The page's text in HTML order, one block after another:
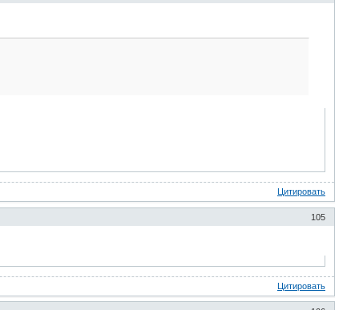
Цитировать
105
Цитировать